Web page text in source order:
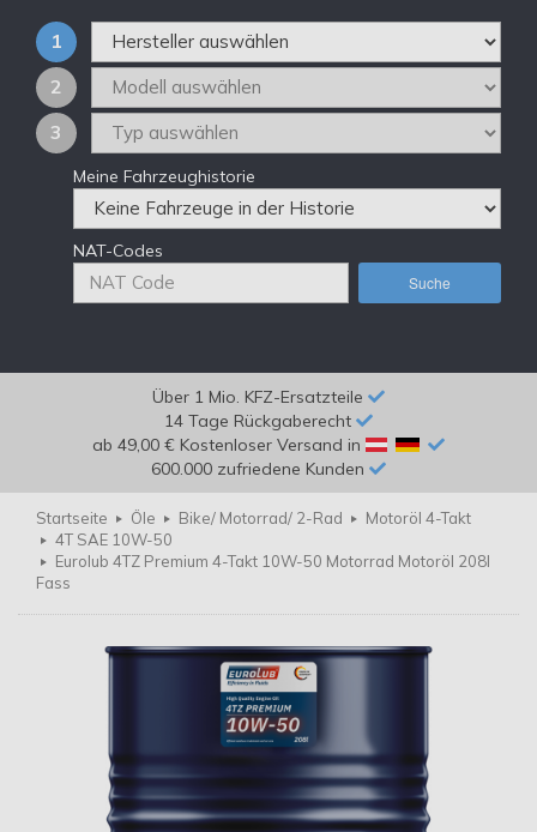
1
2
3
Meine Fahrzeughistorie
NAT-Codes
Suche
Über 1 Mio. KFZ-Ersatzteile
14 Tage Rückgaberecht
ab 49,00 € Kostenloser Versand in
600.000 zufriedene Kunden
Startseite Öle Bike/ Motorrad/ 2-Rad
Motoröl 4-Takt
4T SAE 10W-50
Eurolub 4TZ Premium 4-Takt 10W-50 Motorrad Motoröl 208l
Fass